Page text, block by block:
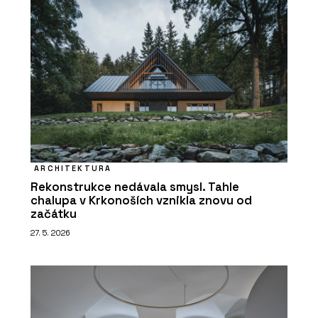
ARCHITEKTURA
Rekonstrukce nedávala smysl. Tahle
chalupa v Krkonoších vznikla znovu od
začátku
27. 5. 2026